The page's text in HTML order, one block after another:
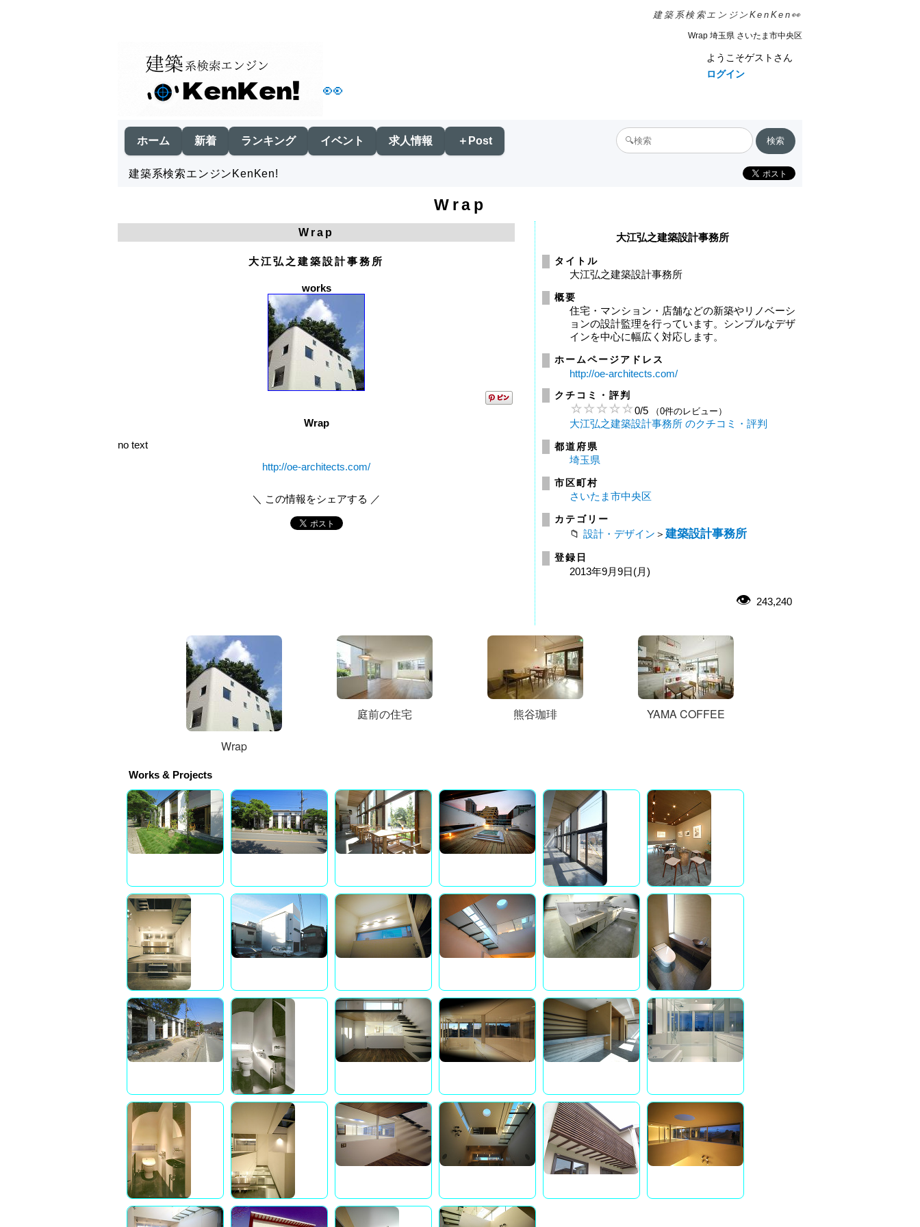
建築系検索エンジンKenKen👀
Wrap 埼玉県 さいたま市中央区
👀
ようこそゲストさん
ログイン
ホーム 新着 ランキング イベント 求人情報 ＋Post
建築系検索エンジンKenKen!
Wrap
Wrap
大江弘之建築設計事務所
works
Wrap
no text
http://oe-architects.com/
＼ この情報をシェアする ／
大江弘之建築設計事務所
タイトル
大江弘之建築設計事務所
概要
住宅・マンション・店舗などの新築やリノベーシ
ョンの設計監理を行っています。シンプルなデザ
インを中心に幅広く対応します。
ホームページアドレス
http://oe-architects.com/
クチコミ・評判
0/5 （0件のレビュー）
大江弘之建築設計事務所 のクチコミ・評判
都道府県
埼玉県
市区町村
さいたま市中央区
カテゴリー
設計・デザイン ＞ 建築設計事務所
登録日
2013年9月9日(月)
243,240
Wrap
庭前の住宅 熊谷珈琲 YAMA COFFEE
Works & Projects